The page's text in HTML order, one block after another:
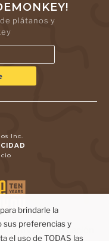
plátanos y
Inc.
brindarle la
sus preferencias y
el uso de TODAS las